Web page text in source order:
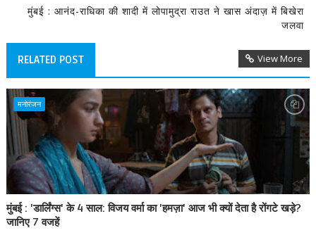
मुंबई : आनंद-राधिका की शादी में लोपामुद्रा राउत ने खास अंदाज़ में बिखेरा
जलवा
RELATED POST View More
मनोरंजन
मुंबई : 'डार्लिंग्स' के 4 साल: विजय वर्मा का 'हमज़ा' आज भी क्यों देता है रोंगटे खड़े?
जानिए 7 वजहें